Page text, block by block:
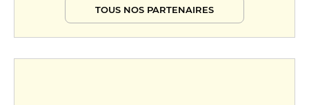
TOUS NOS PARTENAIRES